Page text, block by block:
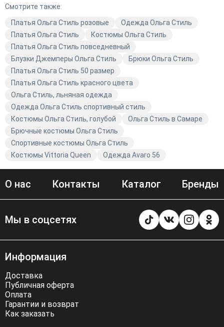
свой гардероб с брендом Ольга Стиль и станьте
обладательницей стильных нарядов, которые
подчеркнут вашу индивидуальность. Закажите прямо
сейчас и получите удовольствие от выбора
качественной одежды.
Смотрите также:
Платья Ольга Стиль розовые
Одежда Ольга Стиль
Платья Ольга Стиль
Костюмы Ольга Стиль
Платья Ольга Стиль повседневный
Блузки Джемперы Ольга Стиль
Брюки Ольга Стиль
Платья Ольга Стиль 50 размер
Платья Ольга Стиль красного цвета
Ольга Стиль, льняная одежда
Одежда Ольга Стиль спортивный стиль
Костюмы Ольга Стиль, голубой
Ольга Стиль в Самаре
Брючные костюмы Ольга Стиль
Спортивные костюмы Ольга Стиль
Костюмы Vittoria Queen
Одежда Avaro 56
О нас Контакты Каталог Бренды
Мы в соцсетях
Информация
Доставка
Публичная оферта
Оплата
Гарантии и возврат
Как заказать